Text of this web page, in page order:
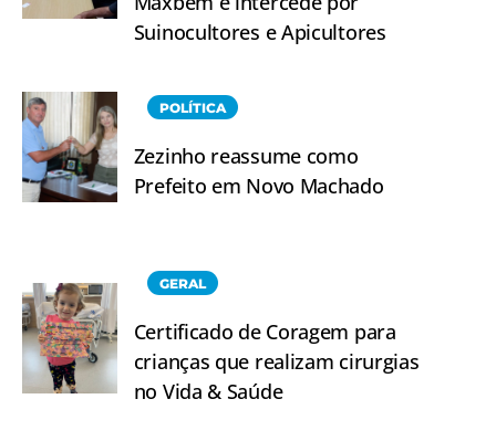
Suinocultores e Apicultores
POLÍTICA
Zezinho reassume como
Prefeito em Novo Machado
GERAL
Certificado de Coragem para
crianças que realizam cirurgias
no Vida & Saúde